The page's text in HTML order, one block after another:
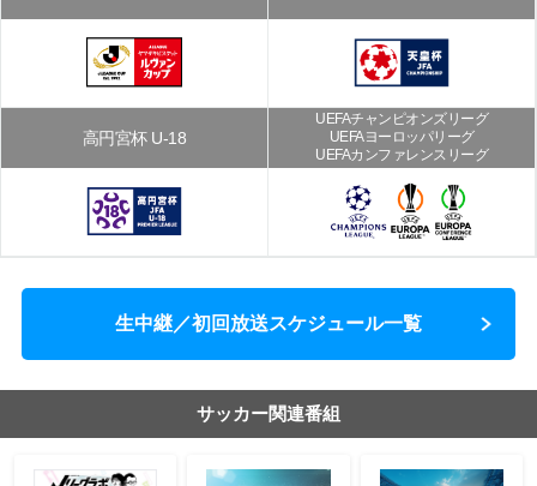
ハイライト／関連動画
高円宮杯 U-18
UEFAチャンピオンズリーグ
UEFAヨーロッパリーグ
UEFAカンファレンスリーグ
生中継／初回放送スケジュール一覧
サッカー関連番組